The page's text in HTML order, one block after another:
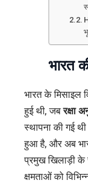
भारत
भारत के
हुई थी, जबरक्षा
स्थापना की गई
हुआ है, और अब
प्रमुख खिलाड़ी के
क्षमताओं को